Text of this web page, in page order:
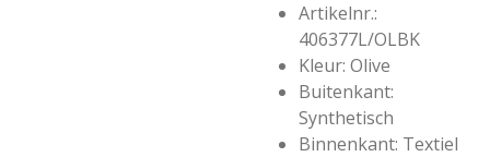
Artikelnr.:
406377L/OLBK
Kleur: Olive
Buitenkant:
Synthetisch
Binnenkant: Textiel